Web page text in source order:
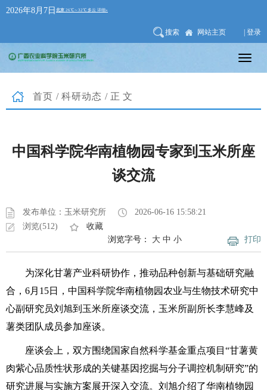
2026年8月7日
搜索 网站主页 | 登录
首页 / 科研动态 /正文
中国科学院华南植物园专家到玉米所座
谈交流
发布单位：玉米研究所
2026-06-16 15:58:21
浏览(512)
收藏
打印
浏览字号： 大 中 小
为深化甘薯产业科研协作，推动品种创新与基础研究融
合，6月15日，中国科学院华南植物园农业与生物技术研究中
心副研究员刘旭到玉米所座谈交流，玉米所副所长李慧峰及
薯类团队成员参加座谈。
座谈会上，双方围绕国家自然科学基金重点项目“甘薯黄
肉紫心品质性状形成的关键基因挖掘与分子调控机制研究”的
研究进展与实施方案展开深入交流。刘旭介绍了华南植物园